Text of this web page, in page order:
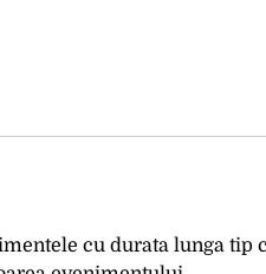
cu durata lunga